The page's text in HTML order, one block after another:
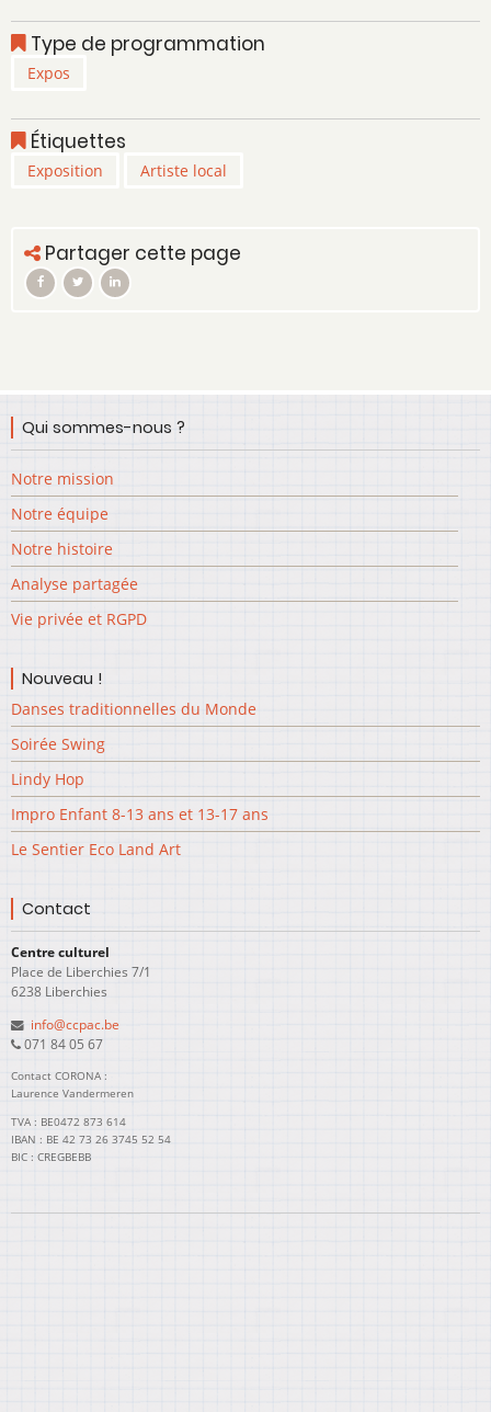
Type de programmation
Expos
Étiquettes
Exposition Artiste local
Partager cette page
Qui sommes-nous ?
Notre mission
Notre équipe
Notre histoire
Analyse partagée
Vie privée et RGPD
Nouveau !
Danses traditionnelles du Monde
Soirée Swing
Lindy Hop
Impro Enfant 8-13 ans et 13-17 ans
Le Sentier Eco Land Art
Contact
Centre culturel
Place de Liberchies 7/1
6238 Liberchies
info@ccpac.be
071 84 05 67
Contact CORONA :
Laurence Vandermeren
TVA : BE0472 873 614
IBAN : BE 42 73 26 3745 52 54
BIC : CREGBEBB